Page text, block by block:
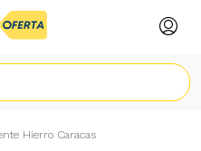
Hierro Caracas